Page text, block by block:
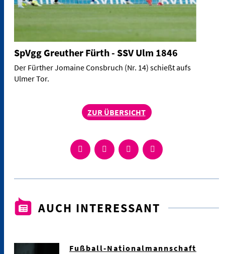
SpVgg Greuther Fürth - SSV Ulm 1846
Der Fürther Jomaine Consbruch (Nr. 14) schießt aufs
Ulmer Tor.
ZUR ÜBERSICHT
AUCH INTERESSANT
Fußball-Nationalmannschaft